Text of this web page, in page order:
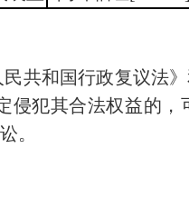
和国行政复议法》
犯其合法权益的
。